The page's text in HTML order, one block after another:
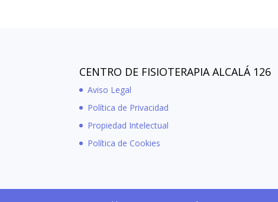
CENTRO DE FISIOTERAPIA ALCALÁ 126
Aviso Legal
Política de Privacidad
Propiedad Intelectual
Política de Cookies